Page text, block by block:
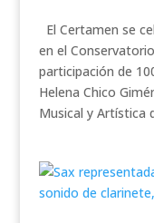
El Certamen se
en el
participación de
Helena Chico
Musical y Artística